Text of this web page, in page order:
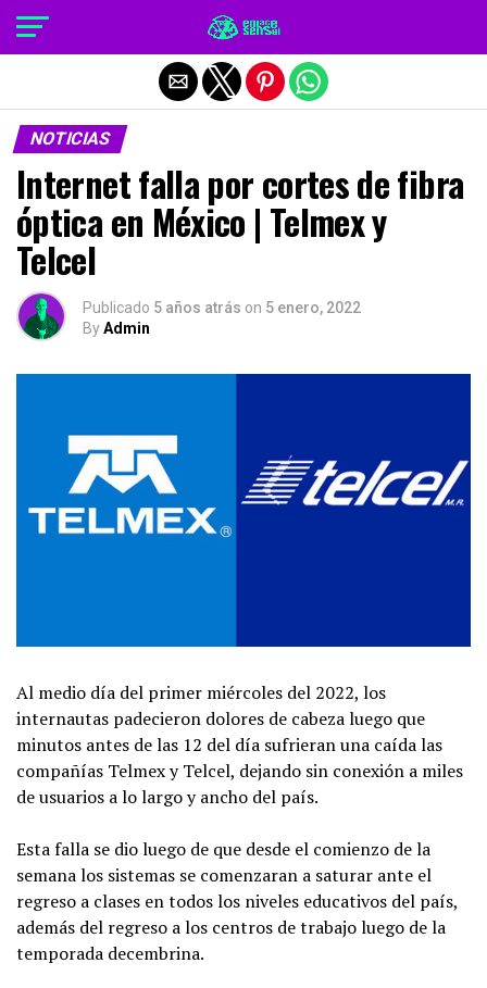
NOTICIAS
Internet falla por cortes de fibra
óptica en México | Telmex y
Telcel
Publicado 5 años atrás on 5 enero, 2022
ByAdmin
Al medio día del primer miércoles del 2022, los
internautas padecieron dolores de cabeza luego que
minutos antes de las 12 del día sufrieran una caída las
compañías Telmex y Telcel, dejando sin conexión a miles
de usuarios a lo largo y ancho del país.
Esta falla se dio luego de que desde el comienzo de la
semana los sistemas se comenzaran a saturar ante el
regreso a clases en todos los niveles educativos del país,
además del regreso a los centros de trabajo luego de la
temporada decembrina.
Salir de la versión móvil